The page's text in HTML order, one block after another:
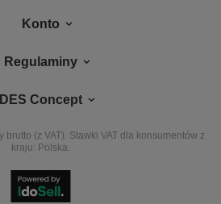
Konto
Regulaminy
DES Concept
brutto (z VAT). Stawki VAT dla konsumentów z
kraju: Polska.